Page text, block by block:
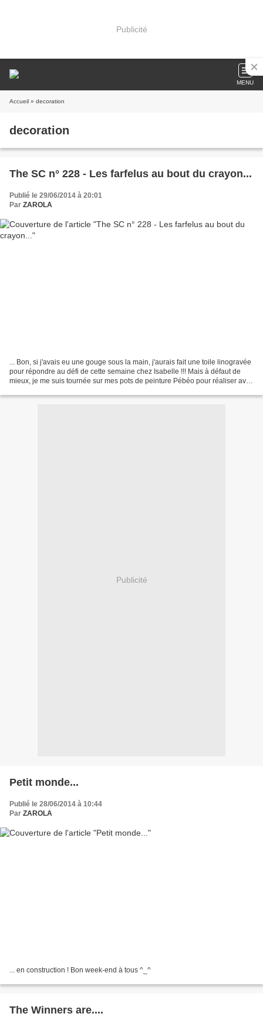
Publicité
MENU
Accueil » decoration
decoration
The SC n° 228 - Les farfelus au bout du crayon...
Publié le 29/06/2014 à 20:01
Par ZAROLA
... Bon, si j'avais eu une gouge sous la main, j'aurais fait une toile linogravée
pour répondre au défi de cette semaine chez Isabelle !!! Mais à défaut de
mieux, je me suis tournée sur mes pots de peinture Pébéo pour réaliser avec
Publicité
Petit monde...
Publié le 28/06/2014 à 10:44
Par ZAROLA
... en construction ! Bon week-end à tous ^_^
The Winners are....